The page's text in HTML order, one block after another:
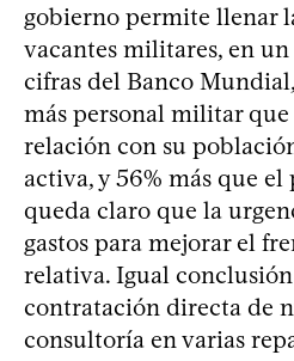
gobierno permite llenar
vacantes militares, en un
cifras del Banco
más personal militar
relación con su
activa, y 56% más que
queda claro que la
gastos para mejorar el
relativa. Igual
contratación directa de
consultoría en varias